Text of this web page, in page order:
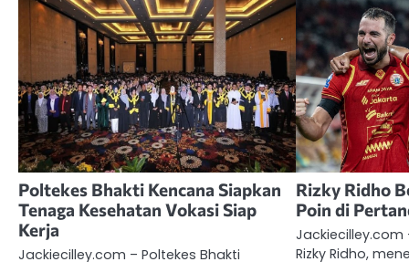
Poltekes Bhakti Kencana Siapkan
Tenaga Kesehatan Vokasi Siap
Kerja
Jackiecilley.com – Poltekes Bhakti
Rizky Ridho
Poin di
Jackiecilley.com
Rizky Ridho,